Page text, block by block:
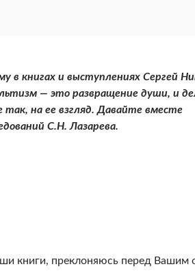
в книгах и выступлениях Сергей
— это развращение души, и
на ее взгляд. Давайте вместе
С.Н. Лазарева.
книги, преклоняюсь перед Вашим